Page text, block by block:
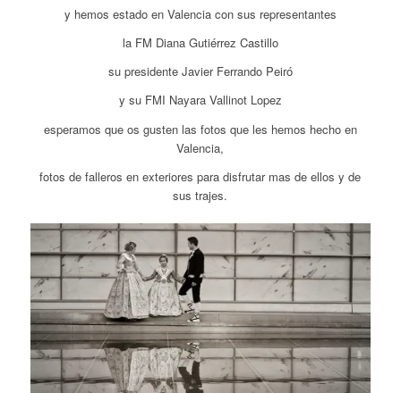
y hemos estado en Valencia con sus representantes
la FM Diana Gutiérrez Castillo
su presidente Javier Ferrando Peiró
y su FMI Nayara Vallinot Lopez
esperamos que os gusten las fotos que les hemos hecho en
Valencia,
fotos de falleros en exteriores para disfrutar mas de ellos y de
sus trajes.